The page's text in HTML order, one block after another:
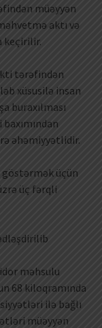
müəyyən
aktı və
keçirilir.
tərəfindən
xüsusilə insan
buraxılması
əhəmiyyətlidir.
göstərmək üçün
üç fərqli
məhsulu
68 kiloqramında
ilə bağlı
müəyyən